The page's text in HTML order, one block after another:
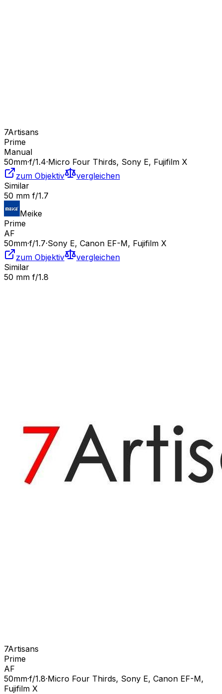
7Artisans
Prime
Manual
50mm·f/1.4·Micro Four Thirds, Sony E, Fujifilm X
zum Objektiv
vergleichen
Similar
50 mm f/1.7
Meike
Prime
AF
50mm·f/1.7·Sony E, Canon EF-M, Fujifilm X
zum Objektiv
vergleichen
Similar
50 mm f/1.8
7Artisans
Prime
AF
50mm·f/1.8·Micro Four Thirds, Sony E, Canon EF-M,
Fujifilm X